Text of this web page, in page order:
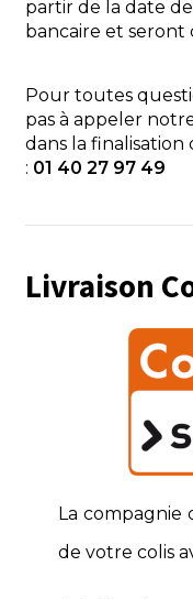
partir de la date
bancaire et
Pour toutes
pas à appeler
dans la finalisation
: 01 40 27 97 49
Livraison
La compagnie
de votre colis